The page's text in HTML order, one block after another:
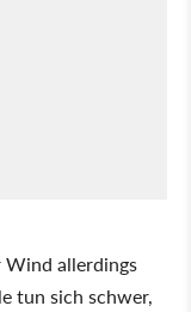
Wind allerdings
tun sich schwer,